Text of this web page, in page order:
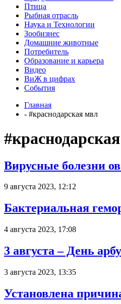
Птица
Рыбная отрасль
Наука и Технологии
Зообизнес
Домашние животные
Потребитель
Образование и карьера
Видео
ВиЖ в цифрах
События
Главная
- #краснодарская мвл
Вирусные болезни
9 августа 2023, 12:12
Бактериальная
4 августа 2023, 17:08
3 августа – День
3 августа 2023, 13:35
Установлена